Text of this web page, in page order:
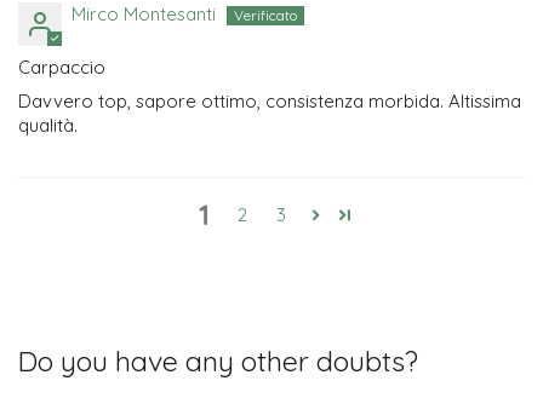
Mirco Montesanti
Carpaccio
Davvero top, sapore ottimo, consistenza morbida. Altissima
qualità.
1 2 3
Do you have any other doubts?